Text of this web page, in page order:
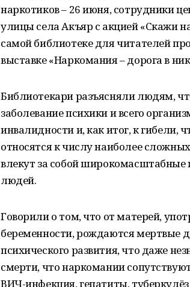
наркотиков – 26 июня, сотрудники
улицы села Акъяр с акцией «Скажи
самой библиотеке для читателей
выставке «Наркомания – дорога в
Библиотекари разъясняли людям,
заболевание психики и всего
инвалидности и, как итог, к гибели,
относятся к числу наиболее
влекут за собой широкомасштабные
людей.
Говорили о том, что от матерей,
беременности, рождаются мертвые
психического развития, что даже
смерти, что наркомании
ВИЧ-инфекция, гепатиты, туберкулёз